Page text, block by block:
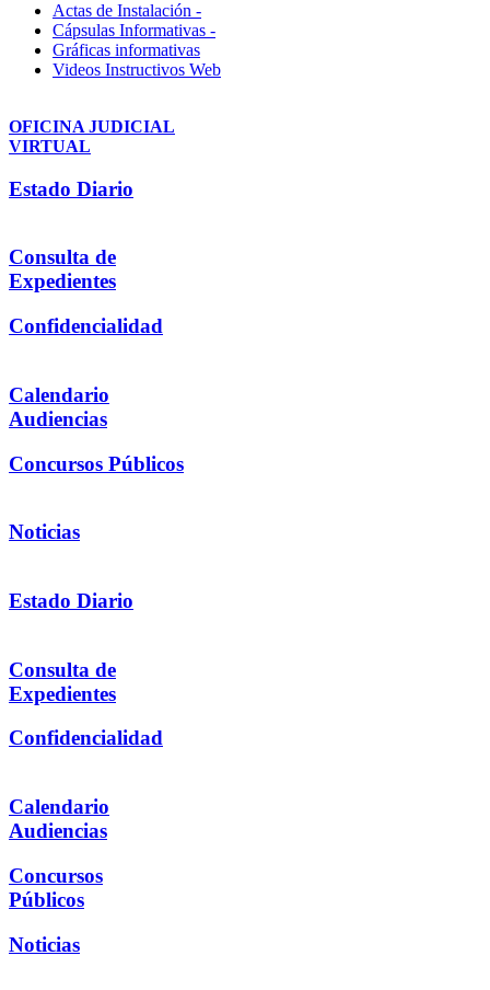
Actas de Instalación -
Cápsulas Informativas -
Gráficas informativas
Videos Instructivos Web
OFICINA JUDICIAL
VIRTUAL
Estado Diario
Consulta de
Expedientes
Confidencialidad
Calendario
Audiencias
Concursos Públicos
Noticias
Estado Diario
Consulta de
Expedientes
Confidencialidad
Calendario
Audiencias
Concursos
Públicos
Noticias